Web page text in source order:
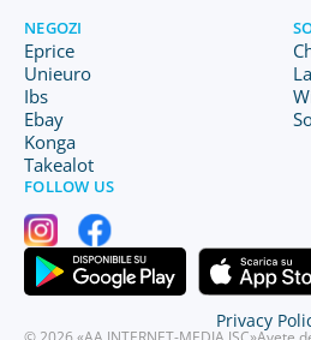
NEGOZI
Eprice
Unieuro
Ibs
Ebay
Konga
Takealot
FOLLOW US
Privacy